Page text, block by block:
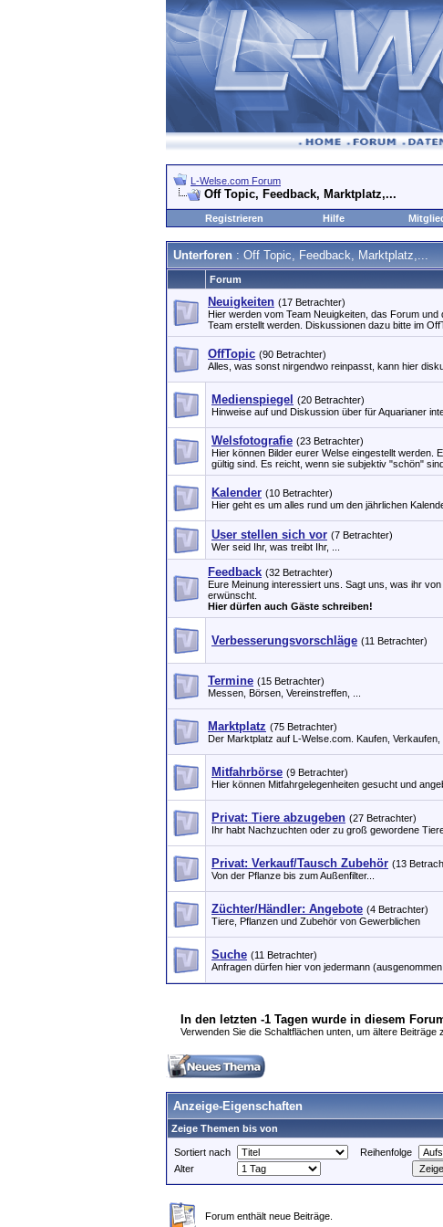
L-Welse.com Forum
Off Topic, Feedback, Marktplatz,...
Registrieren
Hilfe
Unterforen : Off Topic, Feedback, Marktplatz,...
Forum
Neuigkeiten (17 Betrachter)
Hier werden vom Team Neuigkeiten, das Forum
Team erstellt werden. Diskussionen dazu bitte im
OffTopic (90 Betrachter)
Alles, was sonst nirgendwo reinpasst, kann hier
Medienspiegel
(20 Betrachter)
Hinweise auf und Diskussion über für Aquarianer
Welsfotografie (23 Betrachter)
Hier können Bilder eurer Welse eingestellt werden.
gültig sind. Es reicht, wenn sie subjektiv "schön"
Kalender (10 Betrachter)
Hier geht es um alles rund um den jährlichen
User stellen sich vor (7 Betrachter)
Wer seid Ihr, was treibt Ihr, ...
Feedback (32 Betrachter)
Eure Meinung interessiert uns. Sagt uns, was ihr
erwünscht.
Hier dürfen auch Gäste schreiben!
Verbesserungsvorschläge (11 Betrachter)
Termine (15 Betrachter)
Messen, Börsen, Vereinstreffen, ...
Marktplatz (75 Betrachter)
Der Marktplatz auf L-Welse.com. Kaufen,
Mitfahrbörse (9 Betrachter)
Hier können Mitfahrgelegenheiten gesucht und
Privat: Tiere abzugeben (27 Betrachter)
Ihr habt Nachzuchten oder zu groß gewordene
Privat: Verkauf/Tausch Zubehör (13
Von der Pflanze bis zum Außenfilter...
Züchter/Händler: Angebote (4 Betrachter)
Tiere, Pflanzen und Zubehör von Gewerblichen
Suche (11 Betrachter)
Anfragen dürfen hier von jedermann
In den letzten -1 Tagen wurde in diesem
Verwenden Sie die Schaltflächen unten, um ältere Beiträge
Anzeige-Eigenschaften
Zeige Themen bis von
Sortiert nach
Reihenfolge
Alter
Forum enthält neue Beiträge.